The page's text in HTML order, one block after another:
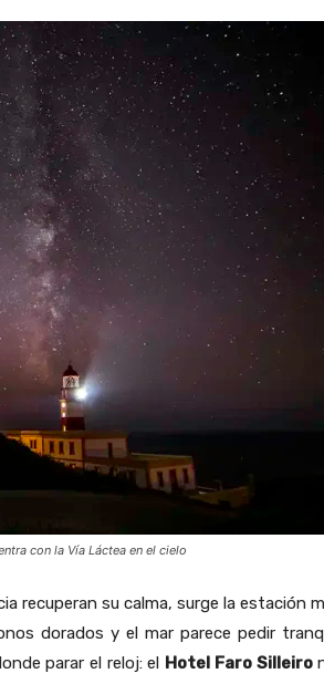
con la Vía Láctea en el cielo
recuperan su calma, surge la estación
dorados y el mar parece pedir
parar el reloj: el Hotel Faro Silleiro